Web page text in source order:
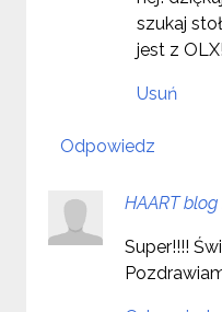
szukaj
jest z
Usuń
Odpowiedz
HAART blog
Super!!!!